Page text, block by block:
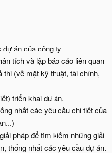
dự án của công ty.
tích và lập báo cáo liên quan
thi (về mặt kỹ thuật, tài chính,
triển khai dự án.
nhất các yêu cầu chi tiết của
pháp để tìm kiếm những giải
thống nhất các yêu cầu dự án.